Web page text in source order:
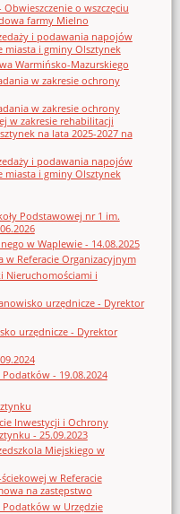
Obwieszczenie o wszczęciu
farmy Mielno
i podawania napojów
i gminy Olsztynek
Warmińsko-Mazurskiego
w zakresie ochrony
w zakresie ochrony
w zakresie rehabilitacji
na lata 2025-2027 na
i podawania napojów
i gminy Olsztynek
Podstawowej nr 1 im.
w Waplewie - 14.08.2025
w Referacie Organizacyjnym
Nieruchomościami i
urzędnicze - Dyrektor
urzędnicze - Dyrektor
- 19.08.2024
Inwestycji i Ochrony
- 25.09.2023
Miejskiego w
w Referacie
na zastępstwo
w Urzędzie